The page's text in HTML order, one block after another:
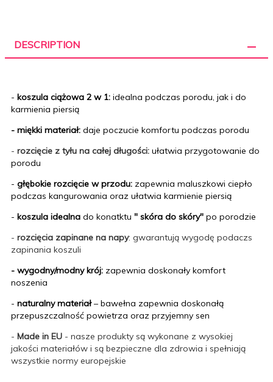
DESCRIPTION
- koszula ciążowa 2 w 1: idealna podczas porodu, jak i do
karmienia piersią
- miękki materiał: daje poczucie komfortu podczas porodu
- rozcięcie z tyłu na całej długości: ułatwia przygotowanie do
porodu
- głębokie rozcięcie w przodu: zapewnia maluszkowi ciepło
podczas kangurowania oraz ułatwia karmienie piersią
- koszula idealna do konatktu " skóra do skóry" po porodzie
- rozcięcia zapinane na napy: gwarantują wygodę podaczs
zapinania koszuli
- wygodny/modny krój: zapewnia doskonały komfort
noszenia
- naturalny materiał– bawełna zapewnia doskonałą
przepuszczalność powietrza oraz przyjemny sen
- Made in EU - nasze produkty są wykonane z wysokiej
jakości materiałów i są bezpieczne dla zdrowia i spełniają
wszystkie normy europejskie